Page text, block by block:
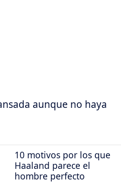
aunque no haya
10 motivos por los que
Haaland parece el
hombre perfecto